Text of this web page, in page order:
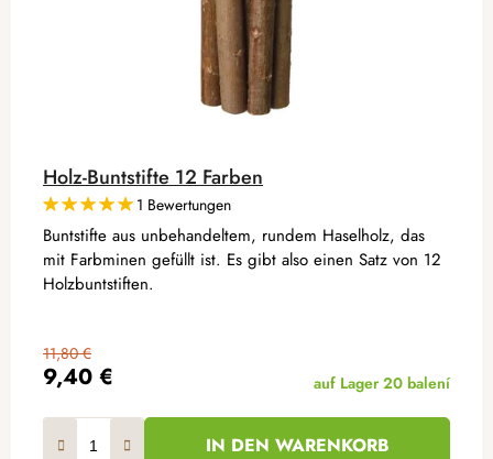
Holz-Buntstifte 12 Farben
1 Bewertungen
9,40 €
11,80 €
auf Lager 20 balení
IN DEN WARENKORB
Buntstifte aus unbehandeltem, rundem Haselholz, das
mit Farbminen gefüllt ist. Es gibt also einen Satz von 12
Holzbuntstiften.